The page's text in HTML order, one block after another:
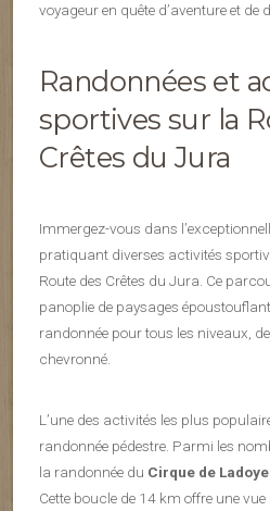
voyageur en quête d’aventure et de
Randonnées et
sportives sur la
Crêtes du Jura
Immergez-vous dans
pratiquant diverses activités
Route des Crêtes du Jura. Ce
panoplie de paysages
randonnée pour tous les niveaux,
chevronné.
L’une des activités les plus
randonnée pédestre. Parmi les
la randonnée du Cirque de Ladoye
Cette boucle de 14 km offre une